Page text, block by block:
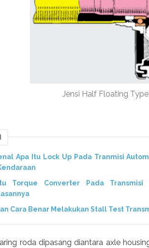
Jensi Half Floating Type
Apa Itu Lock Up Pada Tranmisi
Torque Converter Pada Transmisi
Cara Benar Melakukan Stall Test
roda dipasang diantara axle